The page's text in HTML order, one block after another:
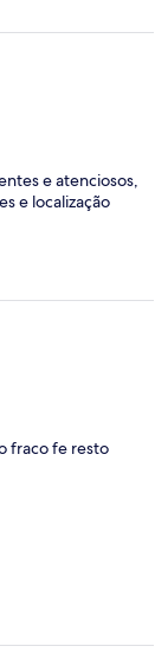
e atenciosos,
e localização
fraco fe resto